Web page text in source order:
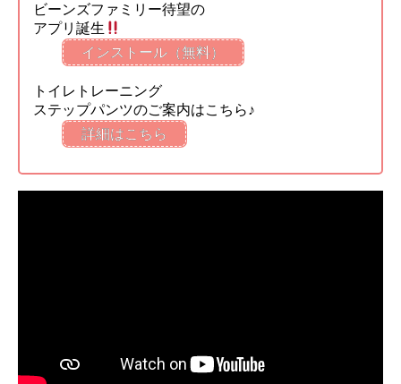
ビーンズファミリー待望の
アプリ誕生
インストール（無料）
トイレトレーニング
ステップパンツのご案内はこちら♪
詳細はこちら